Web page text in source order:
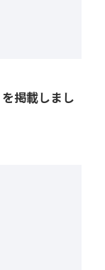
を掲載しまし